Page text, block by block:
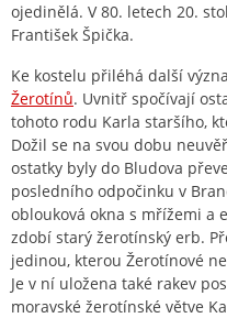
ojedinělá. V 80. letech 20.
František Špička.
Ke kostelu přiléhá další
Žerotínů. Uvnitř spočívají
tohoto rodu Karla staršího,
Dožil se na svou dobu
ostatky byly do Bludova
posledního odpočinku v
oblouková okna s mřížemi a
zdobí starý žerotínský erb.
jedinou, kterou Žerotínové
Je v ní uložena také rakev
moravské žerotínské větve